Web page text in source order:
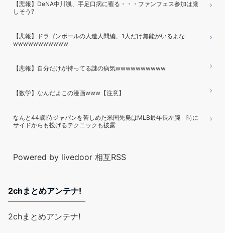
【悲報】DeNA中川颯、手足口病に罹る・・・ファンフェス参加は厳
しそう?
【悲報】ドラゴンボールの人造人間編、1人だけ無能がいるよな
wwwwwwwwwww
【悲報】自分だけが持ってる謎の病気wwwwwwwwww
【数学】なんだよこの漫画www【注意】
なんと44歳!侍ジャパンを苦しめた米国先発はMLB最年長左腕 時に
サイドからも投げるテクニックも披露
Powered by livedoor 相互RSS
2chまとめアンテナ!
2chまとめアンテナ!